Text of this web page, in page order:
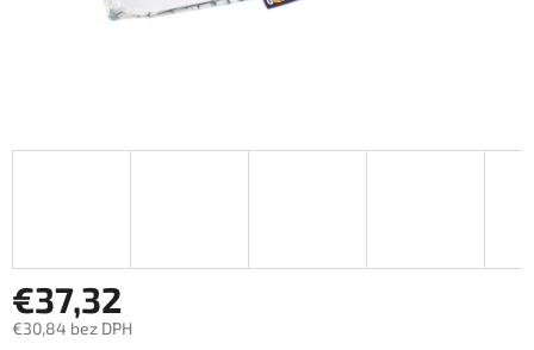
€37,32
€30,84 bez DPH